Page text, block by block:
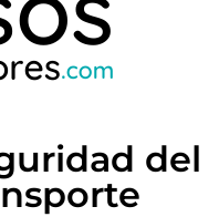
del